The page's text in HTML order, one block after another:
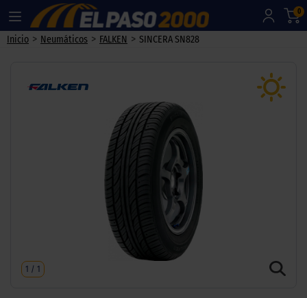
0
Inicio > Neumáticos > FALKEN > SINCERA SN828
1 / 1